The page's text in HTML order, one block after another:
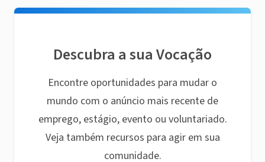
Descubra a sua Vocação
Encontre oportunidades para mudar o
mundo com o anúncio mais recente de
emprego, estágio, evento ou voluntariado.
Veja também recursos para agir em sua
comunidade.